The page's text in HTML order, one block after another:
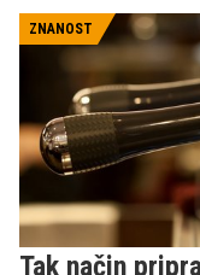
ZNANOST
Tak način